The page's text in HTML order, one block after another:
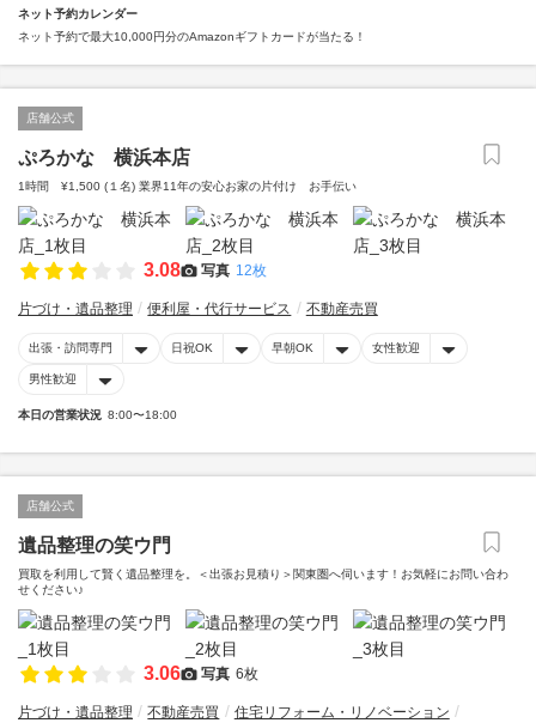
ネット予約カレンダー
ネット予約で最大10,000円分のAmazonギフトカードが当たる！
店舗公式
ぷろかな 横浜本店
1時間 ¥1,500 (１名) 業界11年の安心お家の片付け お手伝い
3.08 写真 12枚
片づけ・遺品整理 便利屋・代行サービス 不動産売買
出張・訪問専門 日祝OK 早朝OK 女性歓迎
男性歓迎
本日の営業状況 8:00〜18:00
店舗公式
遺品整理の笑ウ門
買取を利用して賢く遺品整理を。＜出張お見積り＞関東圏へ伺います！お気軽にお問い合わ
せください♪
3.06 写真 6枚
片づけ・遺品整理 不動産売買
住宅リフォーム・リノベーション